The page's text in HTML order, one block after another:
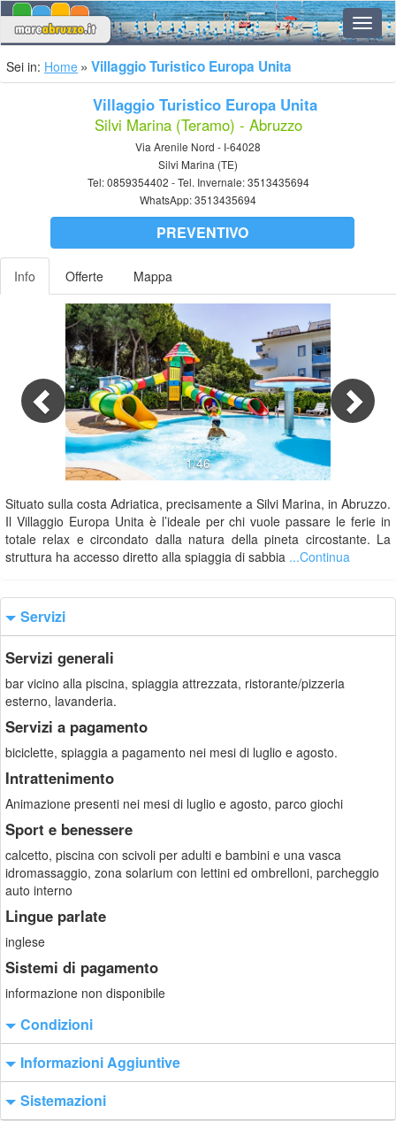
Sei in: Home Villaggio Turistico Europa Unita
Villaggio Turistico Europa Unita
Silvi Marina (Teramo) - Abruzzo
Via Arenile Nord - I-64028
Silvi Marina (TE)
Tel:0859354402 - Tel. Invernale:3513435694
WhatsApp:3513435694
PREVENTIVO
Info Offerte Mappa
1/46
Previous
Situato sulla costa Adriatica, precisamente a Silvi Marina, in Abruzzo.
Il Villaggio Europa Unita è l’ideale per chi vuole passare le ferie in
totale relax e circondato dalla natura della pineta circostante. La
struttura ha accesso diretto alla spiaggia di sabbia ...Continua
Servizi
Servizi generali
bar vicino alla piscina, spiaggia attrezzata, ristorante/pizzeria
esterno, lavanderia.
Servizi a pagamento
biciclette, spiaggia a pagamento nei mesi di luglio e agosto.
Intrattenimento
Animazione presenti nei mesi di luglio e agosto, parco giochi
Sport e benessere
calcetto, piscina con scivoli per adulti e bambini e una vasca
idromassaggio, zona solarium con lettini ed ombrelloni, parcheggio
auto interno
Lingue parlate
inglese
Sistemi di pagamento
informazione non disponibile
Condizioni
Informazioni Aggiuntive
Sistemazioni